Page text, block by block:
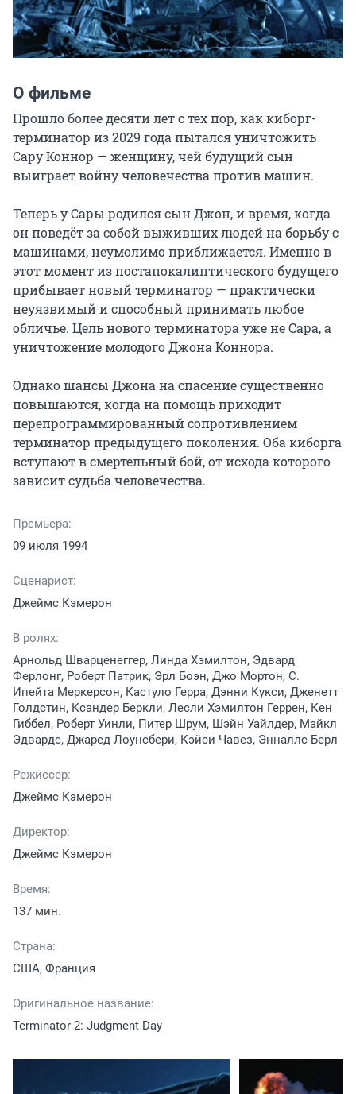
О фильме
Прошло более десяти лет с тех пор, как киборг-
терминатор из 2029 года пытался уничтожить
Сару Коннор — женщину, чей будущий сын
выиграет войну человечества против машин.
Теперь у Сары родился сын Джон, и время, когда
он поведёт за собой выживших людей на борьбу с
машинами, неумолимо приближается. Именно в
этот момент из постапокалиптического будущего
прибывает новый терминатор — практически
неуязвимый и способный принимать любое
обличье. Цель нового терминатора уже не Сара, а
уничтожение молодого Джона Коннора.
Однако шансы Джона на спасение существенно
повышаются, когда на помощь приходит
перепрограммированный сопротивлением
терминатор предыдущего поколения. Оба киборга
вступают в смертельный бой, от исхода которого
зависит судьба человечества.
Премьера:
09 июля 1994
Сценарист:
Джеймс Кэмерон
В ролях:
Арнольд Шварценеггер, Линда Хэмилтон, Эдвард
Ферлонг, Роберт Патрик, Эрл Боэн, Джо Мортон, С.
Ипейта Меркерсон, Кастуло Герра, Дэнни Кукси, Дженетт
Голдстин, Ксандер Беркли, Лесли Хэмилтон Геррен, Кен
Гиббел, Роберт Уинли, Питер Шрум, Шэйн Уайлдер, Майкл
Эдвардс, Джаред Лоунсбери, Кэйси Чавез, Энналлс Берл
Режиссер:
Джеймс Кэмерон
Директор:
Джеймс Кэмерон
Время:
137 мин.
Страна:
США, Франция
Оригинальное название:
Terminator 2: Judgment Day